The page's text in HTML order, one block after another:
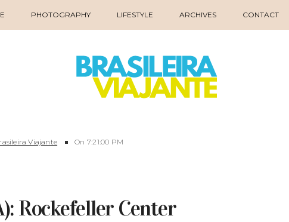
PHOTOGRAPHY LIFESTYLE ARCHIVES CONTACT
Viajante On 7:21:00 PM
Rockefeller Center